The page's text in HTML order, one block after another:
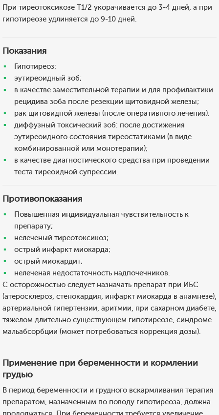
При тиреотоксикозе T1/2 укорачивается до 3-4 дней, а при
гипотиреозе удлиняется до 9-10 дней.
Показания
Гипотиреоз;
эутиреоидный зоб;
в качестве заместительной терапии и для профилактики
рецидива зоба после резекции щитовидной железы;
рак щитовидной железы (после оперативного лечения);
диффузный токсический зоб: после достижения
эутиреоидного состояния тиреостатиками (в виде
комбинированной или монотерапии);
в качестве диагностического средства при проведении
теста тиреоидной супрессии.
Противопоказания
Повышенная индивидуальная чувствительность к
препарату;
нелеченый тиреотоксикоз;
острый инфаркт миокарда;
острый миокардит;
нелеченая недостаточность надпочечников.
С осторожностью следует назначать препарат при ИБС
(атеросклероз, стенокардия, инфаркт миокарда в анамнезе),
артериальной гипертензии, аритмии, при сахарном диабете,
тяжелом длительно существующем гипотиреозе, синдроме
мальабсорбции (может потребоваться коррекция дозы).
Применение при беременности и кормлении
грудью
В период беременности и грудного вскармливания терапия
препаратом, назначенным по поводу гипотиреоза, должна